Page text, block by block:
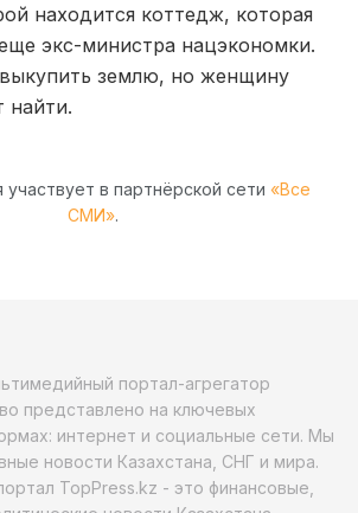
находится коттедж, которая
экс-министра нацэкономки.
землю, но женщину
найти.
в партнёрской сети «Все
СМИ».
портал-агрегатор
представлено на ключевых
интернет и социальные сети. Мы
новости Казахстана, СНГ и мира.
TopPress.kz - это финансовые,